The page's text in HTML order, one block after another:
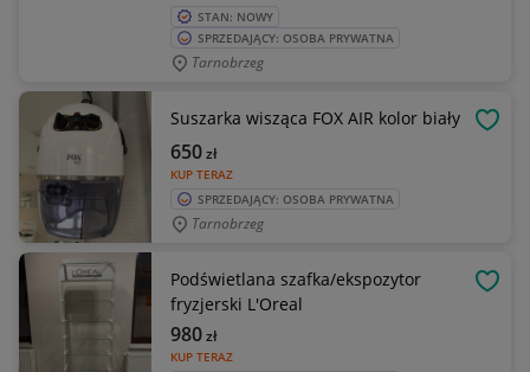
STAN: NOWY
SPRZEDAJĄCY: OSOBA PRYWATNA
Tarnobrzeg
Suszarka wisząca FOX AIR kolor biały
KUP TERAZ
650zł
SPRZEDAJĄCY: OSOBA PRYWATNA
Tarnobrzeg
Podświetlana szafka/ekspozytor
fryzjerski L'Oreal
KUP TERAZ
980zł